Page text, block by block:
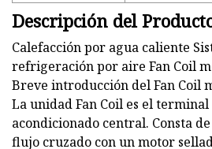
Descripción del
Calefacción por agua caliente
refrigeración por aire Fan Coil
Breve introducción del Fan Coil
La unidad Fan Coil es el
acondicionado central. Consta
flujo cruzado con un motor